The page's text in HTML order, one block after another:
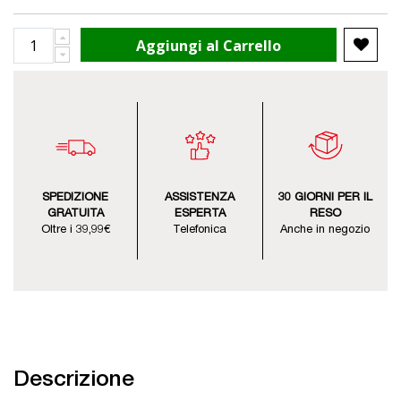
Aggiungi al Carrello
SPEDIZIONE
GRATUITA
Oltre i 39,99€
ASSISTENZA
ESPERTA
Telefonica
30 GIORNI PER IL
RESO
Anche in negozio
Descrizione